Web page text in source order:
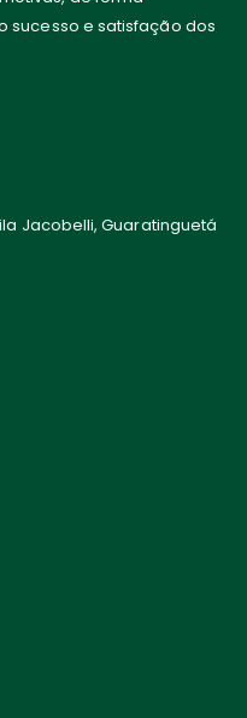
sucesso e satisfação dos
Jacobelli, Guaratinguetá